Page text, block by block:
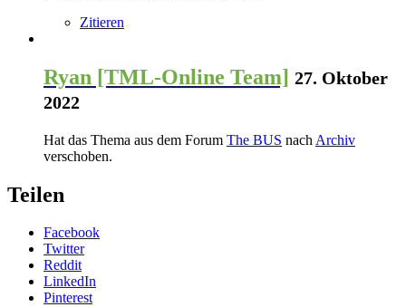
Zitieren
Ryan [TML-Online Team] 27. Oktober
2022
Hat das Thema aus dem Forum The BUS nach Archiv
verschoben.
Teilen
Facebook
Twitter
Reddit
LinkedIn
Pinterest